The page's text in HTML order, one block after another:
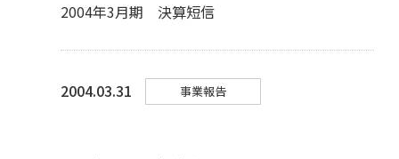
2004年3月期 決算短信
2004.03.31 事業報告